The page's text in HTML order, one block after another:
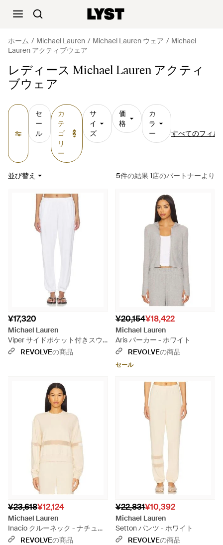
ホーム Michael Lauren Michael Lauren ウェア
Michael
Lauren アクティブウェア
レディース Michael Lauren アクティ
ブウェア
セ
ー
ル
カ
テ
ゴ
リ
ー
2
サ
イ
ズ
価
格
カ
ラ
ー
すべてのフィル
並び替え 5件の結果 1店のパートナーより
¥17,320
Michael Lauren
Viper サイドポケット付きスウ
ェットパンツ - ホワイト
REVOLVEの商品
¥20,154¥18,422
Michael Lauren
Aris パーカー - ホワイト
REVOLVEの商品
セール
¥23,618¥12,124
Michael Lauren
Inacio クルーネック - ナチュラ
ル
REVOLVEの商品
¥22,831¥10,392
Michael Lauren
Setton パンツ - ホワイト
REVOLVEの商品